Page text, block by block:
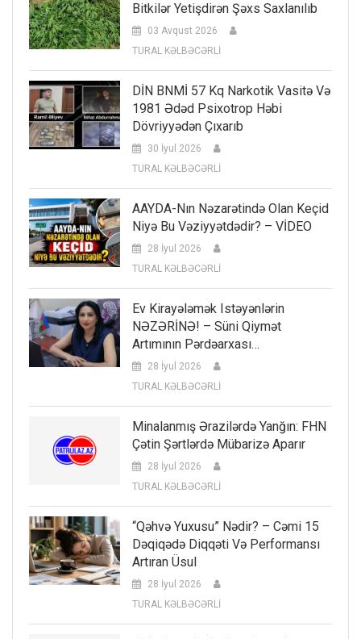
Bitkilər Yetişdirən Şəxs Saxlanılıb
03 Avqust 2026
TURAL KƏLBƏCƏRLİ
DİN BNMİ 57 Kq Narkotik Vasitə Və
1981 Ədəd Psixotrop Həbi
Dövriyyədən Çıxarıb
30 İyul 2026
TURAL KƏLBƏCƏRLİ
AAYDA-Nın Nəzarətində Olan Keçid
Niyə Bu Vəziyyətdədir? – VİDEO
28 İyul 2026
TURAL KƏLBƏCƏRLİ
Ev Kirayələmək Istəyənlərin
NƏZƏRİNƏ! – Süni Qiymət
Artımının Pərdəarxası…
28 İyul 2026
TURAL KƏLBƏCƏRLİ
Minalanmış Ərazilərdə Yanğın: FHN
Çətin Şərtlərdə Mübarizə Aparır
28 İyul 2026
TURAL KƏLBƏCƏRLİ
“Qəhvə Yuxusu” Nədir? – Cəmi 15
Dəqiqədə Diqqəti Və Performansı
Artıran Üsul
28 İyul 2026
TURAL KƏLBƏCƏRLİ